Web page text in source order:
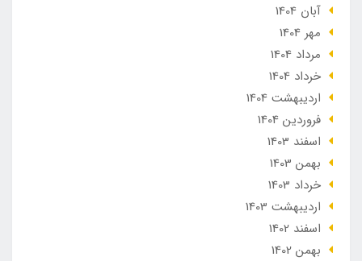
آبان 1404
مهر 1404
مرداد 1404
خرداد 1404
ارديبهشت 1404
فروردین 1404
اسفند 1403
بهمن 1403
خرداد 1403
ارديبهشت 1403
اسفند 1402
بهمن 1402